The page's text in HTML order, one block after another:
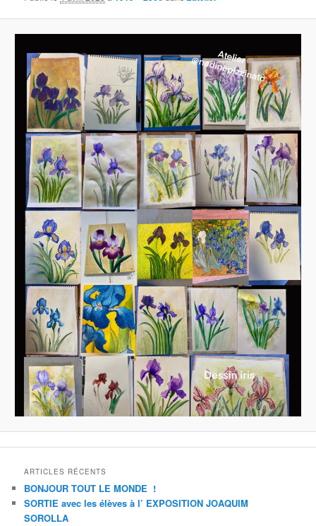
ARTICLES RÉCENTS
BONJOUR TOUT LE MONDE !
SORTIE avec les élèves à l’ EXPOSITION JOAQUIM
SOROLLA